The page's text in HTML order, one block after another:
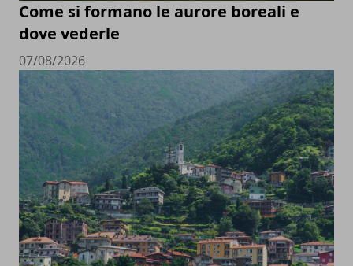
Come si formano le aurore boreali e
dove vederle
07/08/2026